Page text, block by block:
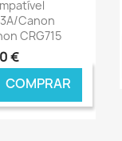
Canon
CRG715
€
COMPRAR